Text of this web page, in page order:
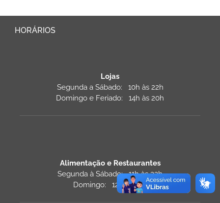
HORÁRIOS
Lojas
Segunda a Sábado: 10h às 22h
Domingo e Feriado: 14h às 20h
Alimentação e Restaurantes
Segunda à Sábado: 11h às 22h
Domingo: 12h às 22h